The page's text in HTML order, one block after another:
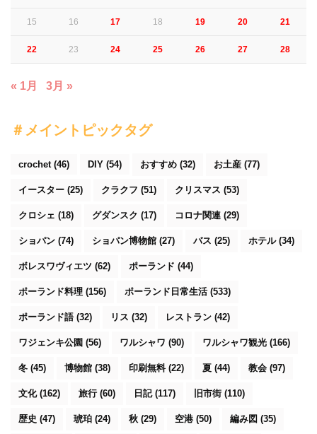
15 16 17 18 19 20 21
22 23 24 25 26 27 28
« 1月 3月 »
＃メイントピックタグ
crochet (46) DIY (54) おすすめ (32) お土産 (77)
イースター (25) クラクフ (51) クリスマス (53)
クロシェ (18) グダンスク (17) コロナ関連 (29)
ショパン (74) ショパン博物館 (27) バス (25) ホテル(34)
ボレスワヴィエツ (62) ポーランド (44)
ポーランド料理 (156) ポーランド日常生活(533)
ポーランド語(32) リス (32) レストラン (42)
ワジェンキ公園 (56) ワルシャワ (90) ワルシャワ観光 (166)
冬 (45) 博物館 (38) 印刷無料(22) 夏 (44) 教会 (97)
文化(162) 旅行 (60) 日記(117) 旧市街 (110)
歴史 (47) 琥珀 (24) 秋 (29) 空港 (50) 編み図 (35)